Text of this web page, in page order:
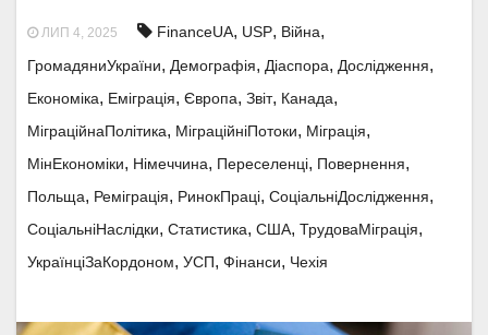
ЛИП 4, 2025 FinanceUA, USP, Війна,
ГромадяниУкраїни, Демографія, Діаспора, Дослідження,
Економіка, Еміграція, Європа, Звіт, Канада,
МіграційнаПолітика, МіграційніПотоки, Міграція,
МінЕкономіки, Німеччина, Переселенці, Повернення,
Польща, Реміграція, РинокПраці, СоціальніДослідження,
СоціальніНаслідки, Статистика, США, ТрудоваМіграція,
УкраїнціЗаКордоном, УСП, Фінанси, Чехія